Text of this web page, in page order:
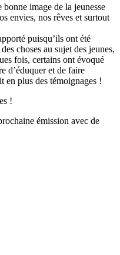
image de la jeunesse
envies, nos rêves et surtout
puisqu’ils ont été
choses au sujet des jeunes,
fois, certains ont évoqué
d’éduquer et de faire
en plus des témoignages !
!
émission avec de